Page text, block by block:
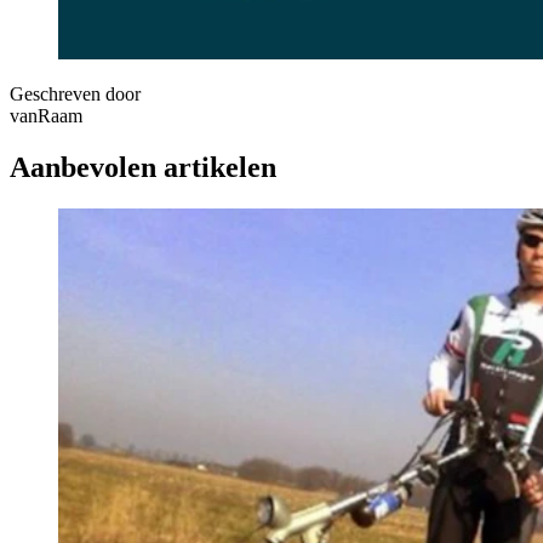
Geschreven door
vanRaam
Aanbevolen artikelen